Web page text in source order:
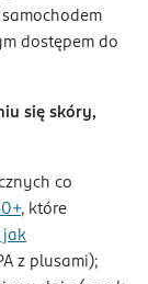
dostępem do
się skóry,
co
, które
jak
z plusami);